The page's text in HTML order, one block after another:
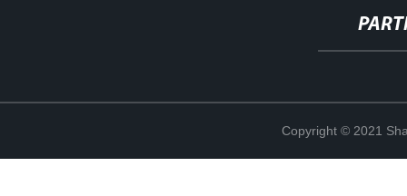
Copyright © 2021